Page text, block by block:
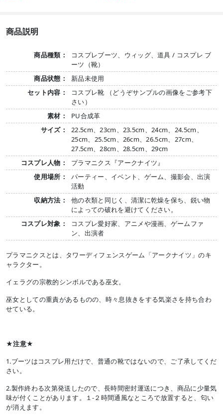
商品説明
商品種類：
コスプレブーツ、ウィッグ、道具 / コスプレ ブ
ーツ（靴）
商品状態：
新品未使用
セット内容：
コスプレ靴 （どうぞサンプルの画像をご参考下
さい）
素材：
PU合成革
サイズ：
22.5cm、23cm、23.5cm、24cm、24.5cm、
25cm、25.5cm、26cm、26.5cm、27cm、
27.5cm、28cm、28.5cm、29cm
コスプレ人物：
プラマニクス『アークナイツ』
使用場所：
パーティー、イベント、ゲーム、撮影会、出演
活動
収納方法：
他の衣類と同じく、清潔に乾燥を保ち、鋭い物
によっての破れを避けてください。
コスプレ対象：
コスプレ愛好家、アニメや漫画、ゲームファ
ン、出演者
プラマニクスとは、タワーディフェンスゲーム「アークナイツ」のキ
ャラクター。
イェラグの宗教的シンボルである巫女。
巫女としての重責があるものの、時々息抜きをする気楽さを持ち合わ
せている。
★注意★
1.ブーツはコスプレ用だけで、普通の靴ではないので、ご了承してくだ
さい。
2.製作終わる次第発送したので、長時間密封運送につき、商品に少量気
味が付くことがあります。１-２時間通風なところで放置すると、匂い
が消えます。